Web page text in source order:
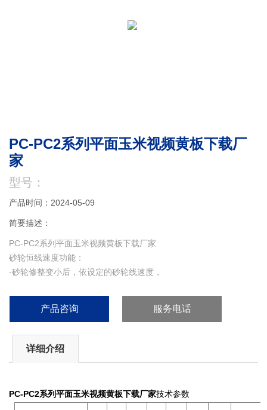
PC-PC2系列平面玉米视频黄板下载厂
家
型号：
产品时间：2024-05-09
简要描述：
PC-PC2系列平面玉米视频黄板下载厂家
砂轮恒线速度功能：
-砂轮修整变小后，依设定的砂轮线速度，
产品咨询 服务电话
详细介绍
PC-PC2系列平面玉米视频黄板下载厂家技术参数